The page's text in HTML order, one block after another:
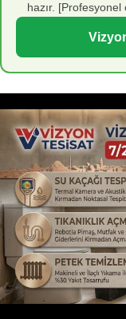
hazır. [Profesyonel